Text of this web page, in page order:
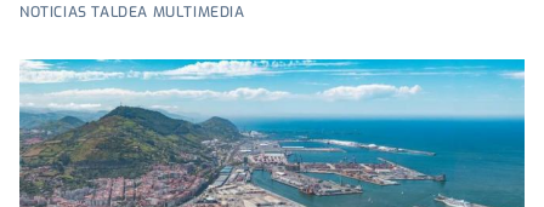
NOTICIAS TALDEA MULTIMEDIA